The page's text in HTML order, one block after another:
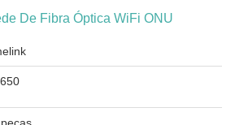
De Fibra Óptica WiFi ONU